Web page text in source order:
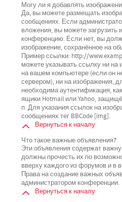
Могу ли я добавлять
Да, вы можете размещать
сообщениях. Если
вложения, вы можете загрузить
конференцию. Если нет, вы
изображение, сохранённое на
Пример ссылки: http://
можете указывать ссылку ни на
на вашем компьютере (если он
сервером), ни на изображения,
необходима аутентификация,
ящики Hotmail или Yahoo,
п. Для указания ссылок на
сообщениях тег BBCode [img].
Вернуться к началу
Что такое важные объявления?
Эти объявления содержат
должны прочесть их по
вверху каждого из форумов и в
Права на создание важных
администратором конференции.
Вернуться к началу